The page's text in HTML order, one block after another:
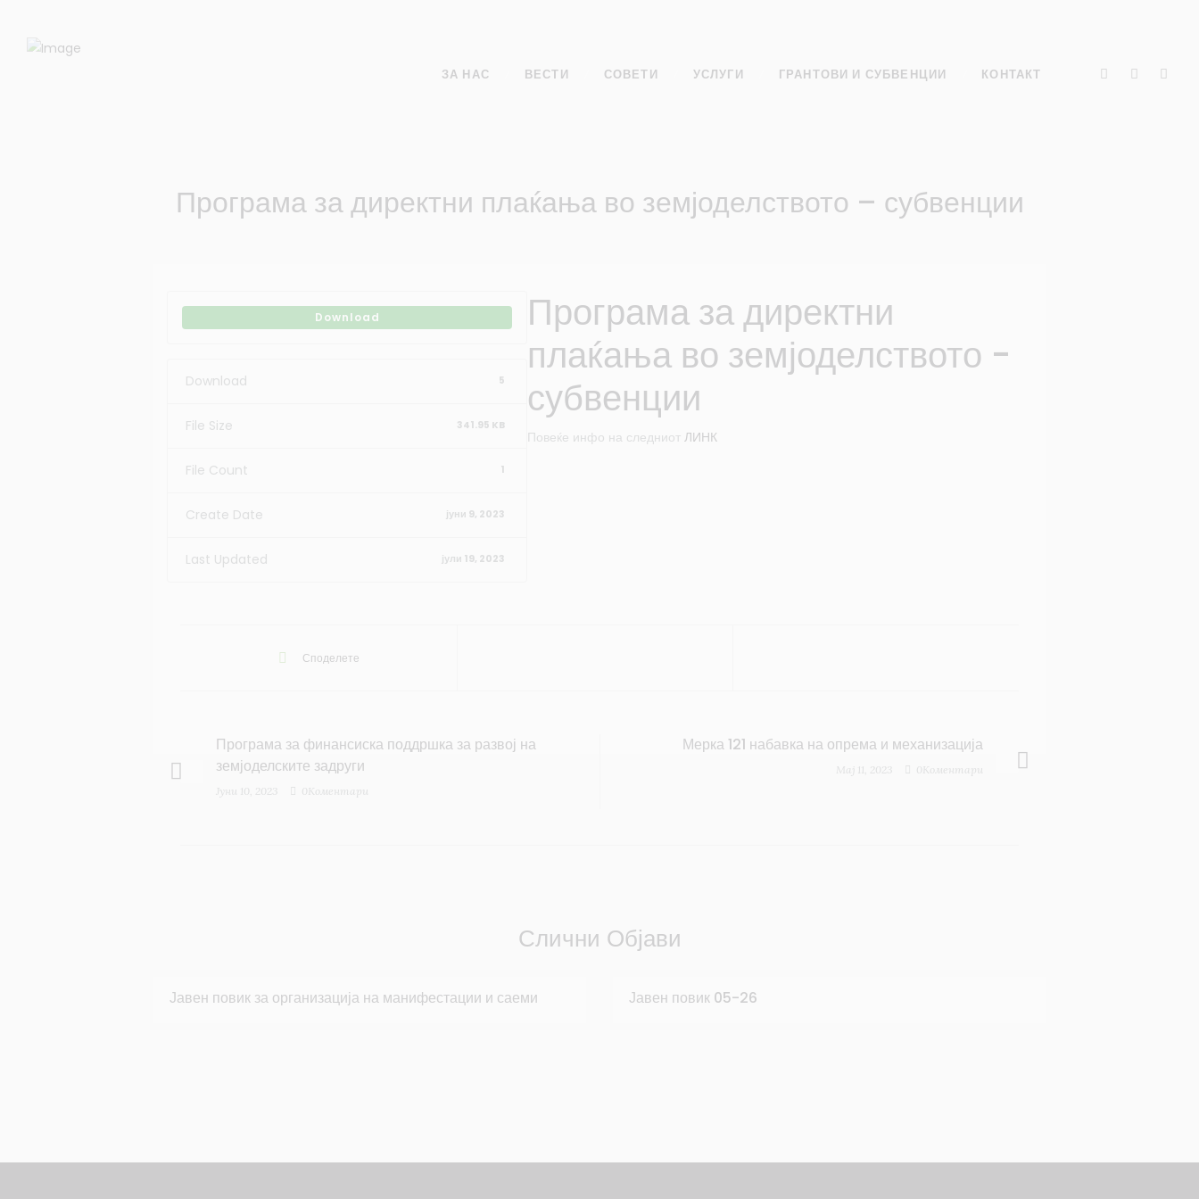
ЗА НАС ВЕСТИ СОВЕТИ УСЛУГИ ГРАНТОВИ И СУБВЕНЦИИ КОНТАКТ
Програма за директни плаќања во земјоделството – субвенции
Download
Download 5
File Size 341.95 KB
File Count 1
Create Date јуни 9, 2023
Last Updated јули 19, 2023
Програма за директни
плаќања во земјоделството -
субвенции
Повеќе инфо на следниотЛИНК
Споделете
Програма за финансиска поддршка за развој на
земјоделските задруги
Јуни 10, 2023 0Коментари
Мерка 121 набавка на опрема и механизација
Maj 11, 2023 0Коментари
Слични Објави
Јавен повик за организација на манифестации и саеми Јавен повик 05-26